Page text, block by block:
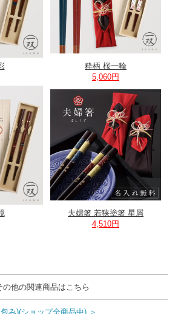
粋柄 桜一輪
5,060円
夫婦箸 若狭塗箸 星屑
4,510円
の他の関連商品はこちら
み)(ショップ全商品中) ＞